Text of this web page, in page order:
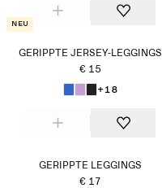
Neu
GERIPPTE JERSEY-LEGGINGS
€ 15
+18
GERIPPTE LEGGINGS
€ 17